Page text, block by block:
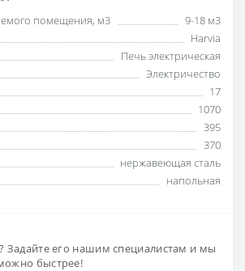
помещения, м3
9-18 м3
Harvia
Печь электрическая
Электричество
17
1070
395
370
нержавеющая сталь
напольная
Задайте его нашим специалистам и мы
быстрее!